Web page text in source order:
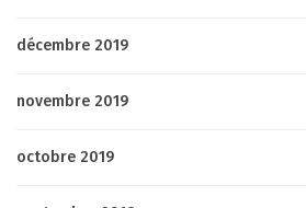
décembre 2019
novembre 2019
octobre 2019